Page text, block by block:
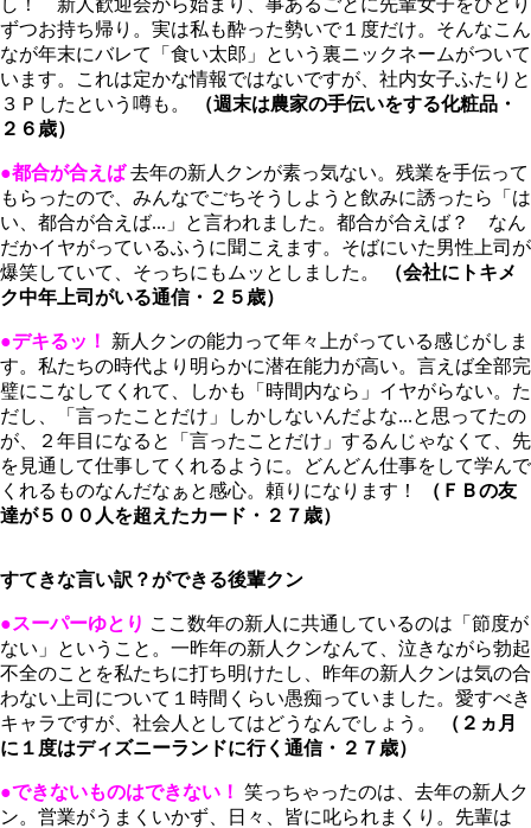
ずつお持ち帰り。実は私も酔った勢いで１度だけ。そんなこん
なが年末にバレて「食い太郎」という裏ニックネームがついて
います。これは定かな情報ではないですが、社内女子ふたりと
３Ｐしたという噂も。
（週末は農家の手伝いをする化粧品・
２６歳）
●都合が合えば去年の新人クンが素っ気ない。残業を手伝って
もらったので、みんなでごちそうしようと飲みに誘ったら「は
い、都合が合えば...」と言われました。都合が合えば？ なん
だかイヤがっているふうに聞こえます。そばにいた男性上司が
爆笑していて、そっちにもムッとしました。
（会社にトキメ
ク中年上司がいる通信・２５歳）
●デキるッ！
新人クンの能力って年々上がっている感じがしま
す。私たちの時代より明らかに潜在能力が高い。言えば全部完
璧にこなしてくれて、しかも「時間内なら」イヤがらない。た
だし、「言ったことだけ」しかしないんだよな...と思ってたの
が、２年目になると「言ったことだけ」するんじゃなくて、先
を見通して仕事してくれるように。どんどん仕事をして学んで
くれるものなんだなぁと感心。頼りになります！
（ＦＢの友
達が５００人を超えたカード・２７歳）
すてきな言い訳？ができる後輩クン
●スーパーゆとり ここ数年の新人に共通しているのは「節度が
ない」ということ。一昨年の新人クンなんて、泣きながら勃起
不全のことを私たちに打ち明けたし、昨年の新人クンは気の合
わない上司について１時間くらい愚痴っていました。愛すべき
キャラですが、社会人としてはどうなんでしょう。
（２ヵ月
に１度はディズニーランドに行く通信・２７歳）
●できないものはできない！ 笑っちゃったのは、去年の新人ク
ン。営業がうまくいかず、日々、皆に叱られまくり。先輩は